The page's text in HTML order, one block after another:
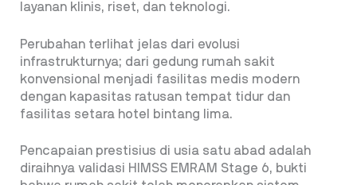
layanan klinis, riset, dan teknologi.
Perubahan terlihat jelas dari evolusi
infrastrukturnya; dari gedung rumah sakit
konvensional menjadi fasilitas medis modern
dengan kapasitas ratusan tempat tidur dan
fasilitas setara hotel bintang lima.
Pencapaian prestisius di usia satu abad adalah
diraihnya validasi HIMSS EMRAM Stage 6, bukti